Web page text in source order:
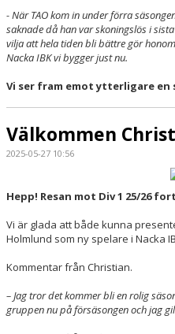
- När TAO kom in under förra
saknade då han var skoningslös i
vilja att hela tiden bli bättre gör
Nacka IBK vi bygger just nu.
Vi ser fram emot ytterligare en
Välkommen
2025-05-27 10:56
Hepp! Resan mot Div 1 25/26
Vi är glada att både kunna
Holmlund som ny spelare i Nacka
Kommentar från Christian.
– Jag tror det kommer bli en rolig
gruppen nu på försäsongen och jag